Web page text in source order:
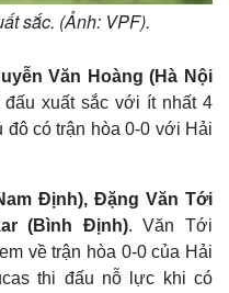
Video
Ảnh
sắc. (Ảnh: VPF).
Văn Hoàng (Hà Nội
xuất sắc với ít nhất 4
đô có trận hòa 0-0 với Hải
Định), Đặng Văn Tới
(Bình Định). Văn Tới
về trận hòa 0-0 của Hải
thi đấu nỗ lực khi có